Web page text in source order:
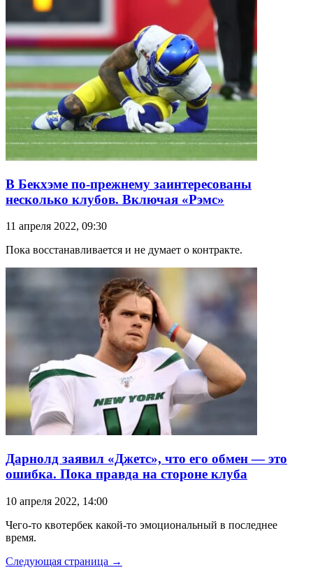
В Бекхэме по-прежнему заинтересованы
несколько клубов. Включая «Рэмс»
11 апреля 2022, 09:30
Пока восстанавливается и не думает о контракте.
Дарнолд заявил «Джетс», что его обмен — это
ошибка. Пока правда на стороне клуба
10 апреля 2022, 14:00
Чего-то квотербек какой-то эмоциональный в последнее
время.
Следующая страница →